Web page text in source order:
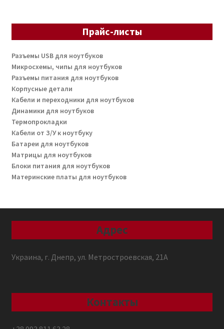
Прайс-листы
Разъемы USB для ноутбуков
Микросхемы, чипы для ноутбуков
Разъемы питания для ноутбуков
Корпусные детали
Кабели и переходники для ноутбуков
Динамики для ноутбуков
Термопрокладки
Кабели от З/У к ноутбуку
Батареи для ноутбуков
Матрицы для ноутбуков
Блоки питания для ноутбуков
Материнские платы для ноутбуков
Адрес
Украина, г. Днепр, ул. Метростроевская, 21А
Контакты